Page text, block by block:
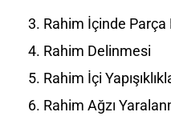
Rahim İçinde Parça
Rahim Delinmesi
Rahim İçi
Rahim Ağzı